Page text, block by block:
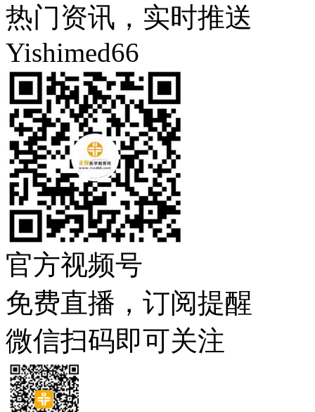
热门资讯，实时推送
Yishimed66
官方视频号
免费直播，订阅提醒
微信扫码即可关注